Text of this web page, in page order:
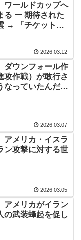
砕の26号弾で逆
妙な二面性」
ムを購入して大
日本の街頭インタ
モすぎると話題に
英高級紙も驚愕し
うことがこち
分かる…（ﾌﾞﾙﾌﾞ
6歳の少女が日本
に世界が衝撃
国ない、真珠湾の
きく開いた高市首
びた日本人イン
ワールドカップへ
る ー 期待された
→ 「チケット代
2026.03.12
ダウンフォール作
攻作戦）が敢行さ
なっていたんだろ
2026.03.07
アメリカ・イスラ
ン攻撃に対する世
2026.03.05
アメリカがイラン
の武装蜂起を促し